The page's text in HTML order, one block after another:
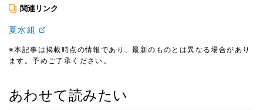
関連リンク
夏水組
※本記事は掲載時点の情報であり、最新のものとは異なる場合があり
ます。予めご了承ください。
あわせて読みたい